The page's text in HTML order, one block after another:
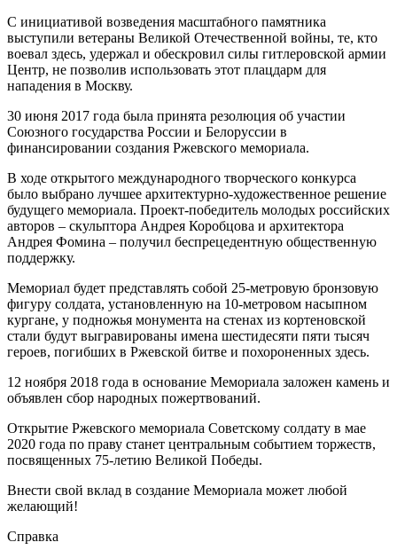
С инициативой возведения масштабного памятника
выступили ветераны Великой Отечественной войны, те, кто
воевал здесь, удержал и обескровил силы гитлеровской армии
Центр, не позволив использовать этот плацдарм для
нападения в Москву.
30 июня 2017 года была принята резолюция об участии
Союзного государства России и Белоруссии в
финансировании создания Ржевского мемориала.
В ходе открытого международного творческого конкурса
было выбрано лучшее архитектурно-художественное решение
будущего мемориала. Проект-победитель молодых российских
авторов – скульптора Андрея Коробцова и архитектора
Андрея Фомина – получил беспрецедентную общественную
поддержку.
Мемориал будет представлять собой 25-метровую бронзовую
фигуру солдата, установленную на 10-метровом насыпном
кургане, у подножья монумента на стенах из кортеновской
стали будут выгравированы имена шестидесяти пяти тысяч
героев, погибших в Ржевской битве и похороненных здесь.
12 ноября 2018 года в основание Мемориала заложен камень и
объявлен сбор народных пожертвований.
Открытие Ржевского мемориала Советскому солдату в мае
2020 года по праву станет центральным событием торжеств,
посвященных 75-летию Великой Победы.
Внести свой вклад в создание Мемориала может любой
желающий!
Справка